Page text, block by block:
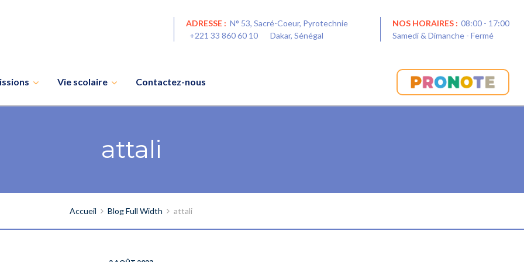
ADRESSE : N° 53, Sacré-Coeur, Pyrotechnie
+221 33 860 60 10
Dakar, Sénégal
NOS HORAIRES : 08:00 - 17:00
Samedi & Dimanche - Fermé
Vie scolaire Contactez-nous
attali
Accueil Blog Full Width attali